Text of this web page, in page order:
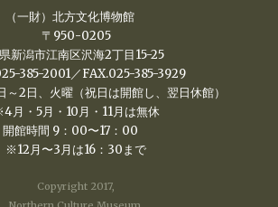
（一財）北方文化博物館
〒950-0205
新潟市江南区沢海2丁目15-25
385-2001／FAX.025-385-3929
～2日、火曜（祝日は開館し、翌日休館）
月・5月・10月・11月は無休
開館時間 9：00〜17：00
※12月〜3月は16：30まで
Copyright 2017,